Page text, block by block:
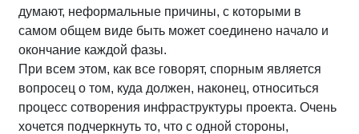
думают, неформальные причины, с которыми в
самом общем виде быть может соединено начало и
окончание каждой фазы.
При всем этом, как все говорят, спорным является
вопросец о том, куда должен, наконец, относиться
процесс сотворения инфраструктуры проекта. Очень
хочется подчеркнуть то, что с одной стороны,